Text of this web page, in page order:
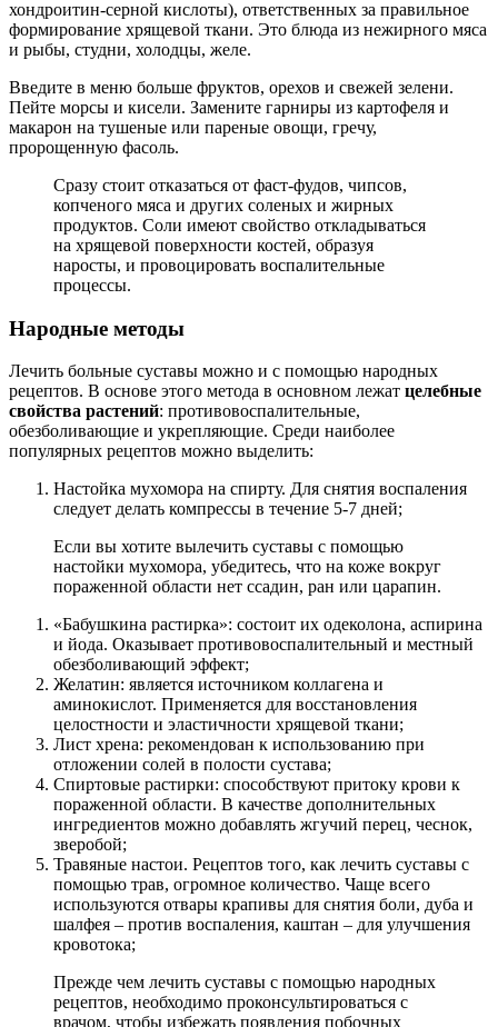
хондроитин-серной кислоты), ответственных за правильное
формирование хрящевой ткани. Это блюда из нежирного мяса
и рыбы, студни, холодцы, желе.
Введите в меню больше фруктов, орехов и свежей зелени.
Пейте морсы и кисели. Замените гарниры из картофеля и
макарон на тушеные или пареные овощи, гречу,
пророщенную фасоль.
Сразу стоит отказаться от фаст-фудов, чипсов,
копченого мяса и других соленых и жирных
продуктов. Соли имеют свойство откладываться
на хрящевой поверхности костей, образуя
наросты, и провоцировать воспалительные
процессы.
Народные методы
Лечить больные суставы можно и с помощью народных
рецептов. В основе этого метода в основном лежат целебные
свойства растений: противовоспалительные,
обезболивающие и укрепляющие. Среди наиболее
популярных рецептов можно выделить:
Настойка мухомора на спирту. Для снятия воспаления
следует делать компрессы в течение 5-7 дней;
Если вы хотите вылечить суставы с помощью
настойки мухомора, убедитесь, что на коже вокруг
пораженной области нет ссадин, ран или царапин.
«Бабушкина растирка»: состоит их одеколона, аспирина
и йода. Оказывает противовоспалительный и местный
обезболивающий эффект;
Желатин: является источником коллагена и
аминокислот. Применяется для восстановления
целостности и эластичности хрящевой ткани;
Лист хрена: рекомендован к использованию при
отложении солей в полости сустава;
Спиртовые растирки: способствуют притоку крови к
пораженной области. В качестве дополнительных
ингредиентов можно добавлять жгучий перец, чеснок,
зверобой;
Травяные настои. Рецептов того, как лечить суставы с
помощью трав, огромное количество. Чаще всего
используются отвары крапивы для снятия боли, дуба и
шалфея – против воспаления, каштан – для улучшения
кровотока;
Прежде чем лечить суставы с помощью народных
рецептов, необходимо проконсультироваться с
врачом, чтобы избежать появления побочных